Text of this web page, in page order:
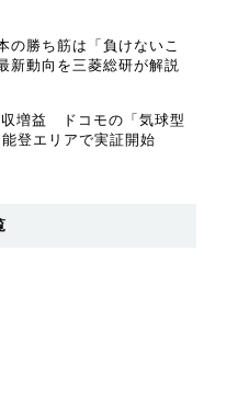
の勝ち筋は「負けないこ
動向を三菱総研が解説
増益 ドコモの「気球型
登エリアで実証開始